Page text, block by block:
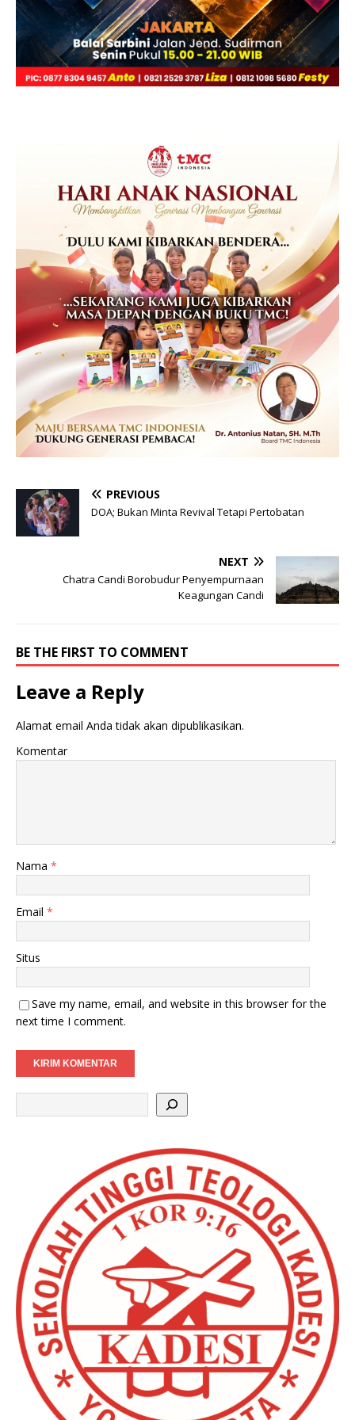
PREVIOUS
DOA; Bukan Minta Revival Tetapi Pertobatan
NEXT
Chatra Candi Borobudur Penyempurnaan
Keagungan Candi
BE THE FIRST TO COMMENT
Leave a Reply
Alamat email Anda tidak akan dipublikasikan.
Komentar
Nama *
Email *
Situs
Save my name, email, and website in this browser for the
next time I comment.